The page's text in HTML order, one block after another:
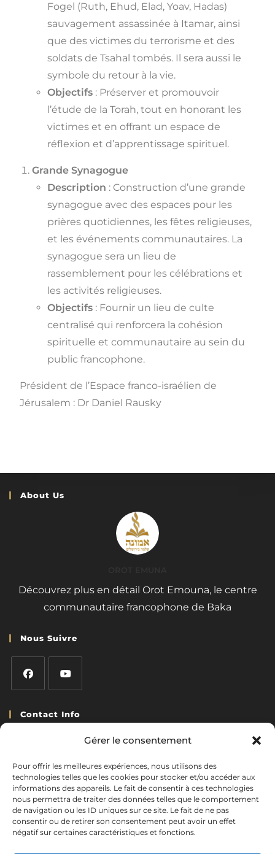
Gérer le consentement
Pour offrir les meilleures expériences, nous utilisons des
technologies telles que les cookies pour stocker et/ou accéder aux
informations des appareils. Le fait de consentir à ces technologies
nous permettra de traiter des données telles que le comportement
de navigation ou les ID uniques sur ce site. Le fait de ne pas
consentir ou de retirer son consentement peut avoir un effet
négatif sur certaines caractéristiques et fonctions.
Fogel (Ruth, Ehud, Elad, Yoav, Hadas)
sauvagement assassinée à Itamar, ainsi
que des victimes du terrorisme et des
soldats de Tsahal tombés. Il sera aussi le
symbole du retour à la vie.
Objectifs : Préserver et promouvoir
l’étude de la Torah, tout en honorant les
victimes et en offrant un espace de
réflexion et d’apprentissage spirituel.
Grande Synagogue
Description : Construction d’une grande
synagogue avec des espaces pour les
prières quotidiennes, les fêtes religieuses,
et les événements communautaires. La
synagogue sera un lieu de
rassemblement pour les célébrations et
les activités religieuses.
Objectifs : Fournir un lieu de culte
centralisé qui renforcera la cohésion
spirituelle et communautaire au sein du
public francophone.
Président de l’Espace franco-israélien de
Jérusalem : Dr Daniel Rausky
About Us
Découvrez plus en détail Orot Emouna, le centre
communautaire francophone de Baka
Nous Suivre
Contact Info
Adresse:
Téléphone:
+972 (0)2-6735985
Email:
emouna.chelema@hotmail.com